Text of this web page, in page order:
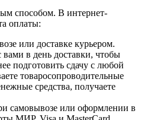
способом. В интернет-
оплаты:
или доставке курьером.
вами в день доставки, чтобы
подготовить сдачу с любой
товаросопроводительные
средства, получаете
самовывозе или оформлении в